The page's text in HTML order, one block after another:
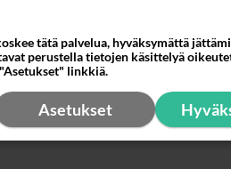
tätä palvelua, hyväksymättä
perustella tietojen käsittelyä
linkkiä.
Asetukset